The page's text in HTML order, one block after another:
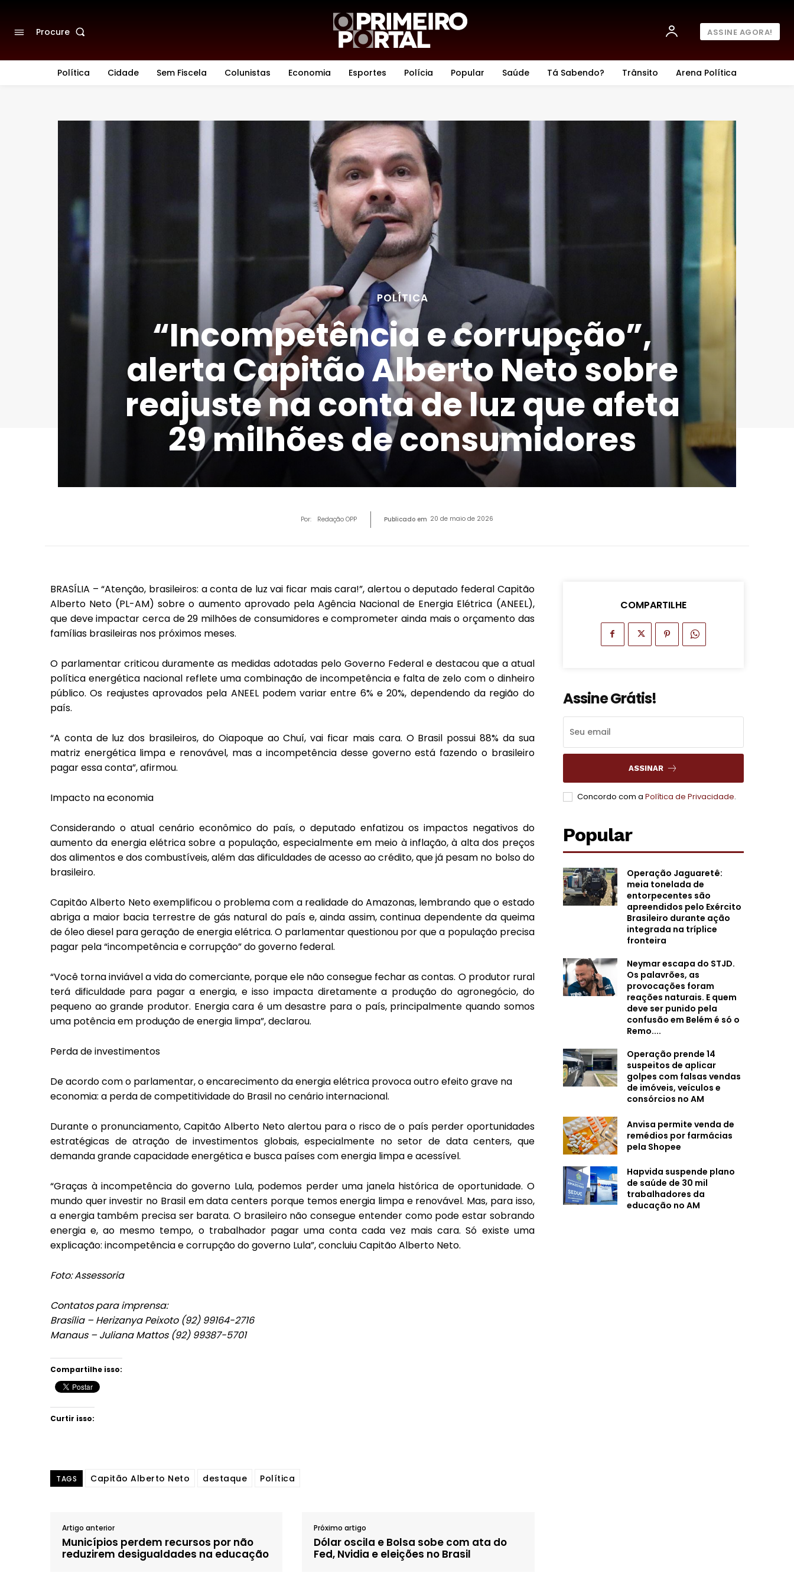
Procure ASSINE AGORA!
Política Cidade Sem Fiscela Colunistas Economia Esportes Polícia Popular Saúde Tá Sabendo? Trânsito Arena Política
POLÍTICA
“Incompetência e corrupção”,
alerta Capitão Alberto Neto sobre
reajuste na conta de luz que afeta
29 milhões de consumidores
Por: Redação OPP Publicado em 20 de maio de 2026
BRASÍLIA – “Atenção, brasileiros: a conta de luz vai ficar mais cara!”, alertou o deputado federal Capitão
Alberto Neto (PL-AM) sobre o aumento aprovado pela Agência Nacional de Energia Elétrica (ANEEL),
que deve impactar cerca de 29 milhões de consumidores e comprometer ainda mais o orçamento das
famílias brasileiras nos próximos meses.
O parlamentar criticou duramente as medidas adotadas pelo Governo Federal e destacou que a atual
política energética nacional reflete uma combinação de incompetência e falta de zelo com o dinheiro
público. Os reajustes aprovados pela ANEEL podem variar entre 6% e 20%, dependendo da região do
país.
“A conta de luz dos brasileiros, do Oiapoque ao Chuí, vai ficar mais cara. O Brasil possui 88% da sua
matriz energética limpa e renovável, mas a incompetência desse governo está fazendo o brasileiro
pagar essa conta”, afirmou.
Impacto na economia
Considerando o atual cenário econômico do país, o deputado enfatizou os impactos negativos do
aumento da energia elétrica sobre a população, especialmente em meio à inflação, à alta dos preços
dos alimentos e dos combustíveis, além das dificuldades de acesso ao crédito, que já pesam no bolso do
brasileiro.
Capitão Alberto Neto exemplificou o problema com a realidade do Amazonas, lembrando que o estado
abriga a maior bacia terrestre de gás natural do país e, ainda assim, continua dependente da queima
de óleo diesel para geração de energia elétrica. O parlamentar questionou por que a população precisa
pagar pela “incompetência e corrupção” do governo federal.
“Você torna inviável a vida do comerciante, porque ele não consegue fechar as contas. O produtor rural
terá dificuldade para pagar a energia, e isso impacta diretamente a produção do agronegócio, do
pequeno ao grande produtor. Energia cara é um desastre para o país, principalmente quando somos
uma potência em produção de energia limpa”, declarou.
Perda de investimentos
De acordo com o parlamentar, o encarecimento da energia elétrica provoca outro efeito grave na
economia: a perda de competitividade do Brasil no cenário internacional.
Durante o pronunciamento, Capitão Alberto Neto alertou para o risco de o país perder oportunidades
estratégicas de atração de investimentos globais, especialmente no setor de data centers, que
demanda grande capacidade energética e busca países com energia limpa e acessível.
“Graças à incompetência do governo Lula, podemos perder uma janela histórica de oportunidade. O
mundo quer investir no Brasil em data centers porque temos energia limpa e renovável. Mas, para isso,
a energia também precisa ser barata. O brasileiro não consegue entender como pode estar sobrando
energia e, ao mesmo tempo, o trabalhador pagar uma conta cada vez mais cara. Só existe uma
explicação: incompetência e corrupção do governo Lula”, concluiu Capitão Alberto Neto.
Foto: Assessoria
Contatos para imprensa:
Brasília – Herizanya Peixoto (92) 99164-2716
Manaus – Juliana Mattos (92) 99387-5701
Compartilhe isso:
Curtir isso:
TAGS Capitão Alberto Neto destaque Política
Artigo anterior
Municípios perdem recursos por não
reduzirem desigualdades na educação
Próximo artigo
Dólar oscila e Bolsa sobe com ata do
Fed, Nvidia e eleições no Brasil
COMPARTILHE
Assine Grátis!
ASSINAR
Concordo com a Política de Privacidade.
Popular
Operação Jaguaretê:
meia tonelada de
entorpecentes são
apreendidos pelo Exército
Brasileiro durante ação
integrada na tríplice
fronteira
Neymar escapa do STJD.
Os palavrões, as
provocações foram
reações naturais. E quem
deve ser punido pela
confusão em Belém é só o
Remo....
Operação prende 14
suspeitos de aplicar
golpes com falsas vendas
de imóveis, veículos e
consórcios no AM
Anvisa permite venda de
remédios por farmácias
pela Shopee
Hapvida suspende plano
de saúde de 30 mil
trabalhadores da
educação no AM